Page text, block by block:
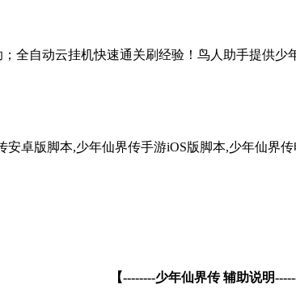
全自动云挂机快速通关刷经验！鸟人助手提供
卓版脚本,少年仙界传手游iOS版脚本,少年仙界
【--------少年仙界传 辅助说明